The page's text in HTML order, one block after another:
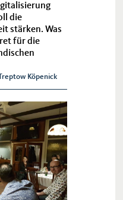
die
stärken. Was
für die
Köpenick